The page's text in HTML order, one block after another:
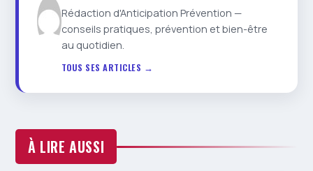
Rédaction d'Anticipation Prévention —
conseils pratiques, prévention et bien-être
au quotidien.
TOUS SES ARTICLES →
À LIRE AUSSI